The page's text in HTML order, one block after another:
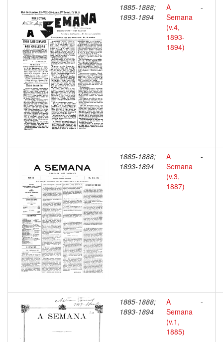
1885-1888;
1893-1894
A
Semana
(v.4,
1893-
1894)
-
1885-1888;
1893-1894
A
Semana
(v.3,
1887)
-
1885-1888;
1893-1894
A
Semana
(v.1,
1885)
-